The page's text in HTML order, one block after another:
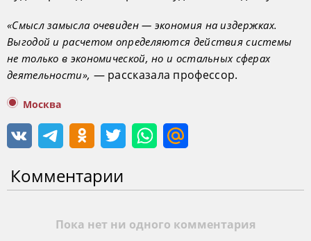
«Смысл замысла очевиден — экономия на издержках.
Выгодой и расчетом определяются действия системы
не только в экономической, но и остальных сферах
деятельности», — рассказала профессор.
Москва
Комментарии
Пока нет ни одного комментария